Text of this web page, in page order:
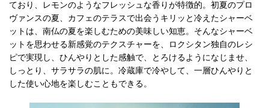
ており、レモンのようなフレッシュな香りが特徴的。初夏のプロ
ヴァンスの夏、カフェのテラスで出会うキリッと冷えたシャーベ
ットは、南仏の夏を楽しむための美味しい知恵。そんなシャーベ
ットを思わせる新感覚のテクスチャーを、ロクシタン独自のレシ
ピで実現し、ひんやりとした感触で、とろけるようになじませ、
しっとり、サラサラの肌に。冷蔵庫で冷やして、一層ひんやりと
した使い心地を楽しむこともできる。